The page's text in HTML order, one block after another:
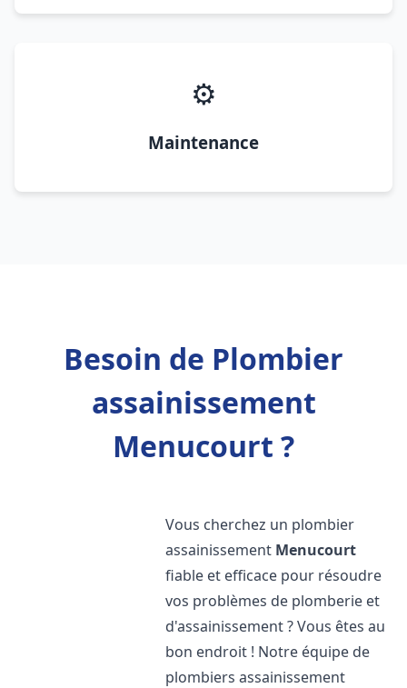
⚙️
Maintenance
Besoin de Plombier
assainissement
Menucourt ?
Vous cherchez un plombier
assainissement Menucourt
fiable et efficace pour résoudre
vos problèmes de plomberie et
d'assainissement ? Vous êtes au
bon endroit ! Notre équipe de
plombiers assainissement